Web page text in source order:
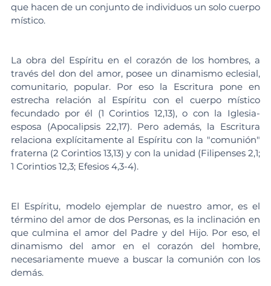
que hacen de un conjunto de individuos un solo cuerpo
místico.
La obra del Espíritu en el corazón de los hombres, a
través del don del amor, posee un dinamismo eclesial,
comunitario, popular. Por eso la Escritura pone en
estrecha relación al Espíritu con el cuerpo místico
fecundado por él (1 Corintios 12,13), o con la Iglesia-
esposa (Apocalipsis 22,17). Pero además, la Escritura
relaciona explícitamente al Espíritu con la "comunión"
fraterna (2 Corintios 13,13) y con la unidad (Filipenses 2,1;
1 Corintios 12,3; Efesios 4,3-4).
El Espíritu, modelo ejemplar de nuestro amor, es el
término del amor de dos Personas, es la inclinación en
que culmina el amor del Padre y del Hijo. Por eso, el
dinamismo del amor en el corazón del hombre,
necesariamente mueve a buscar la comunión con los
demás.